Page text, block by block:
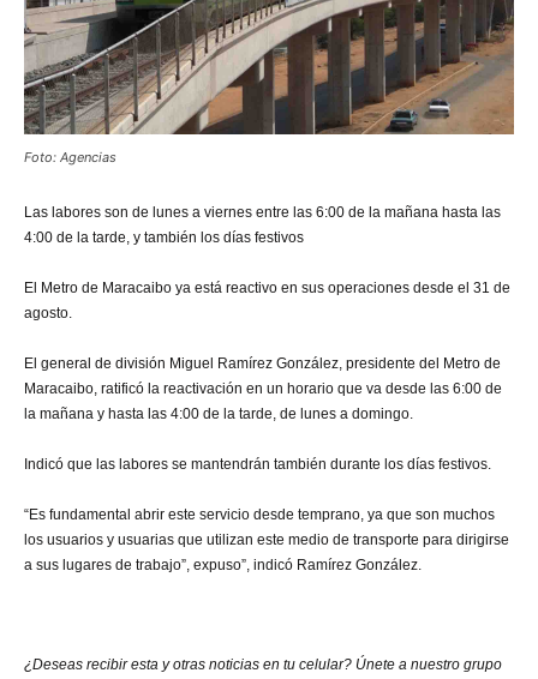
Foto: Agencias
Las labores son de lunes a viernes entre las 6:00 de la mañana hasta las
4:00 de la tarde, y también los días festivos
El Metro de Maracaibo ya está reactivo en sus operaciones desde el 31 de
agosto.
El general de división Miguel Ramírez González, presidente del Metro de
Maracaibo, ratificó la reactivación en un horario que va desde las 6:00 de
la mañana y hasta las 4:00 de la tarde, de lunes a domingo.
Indicó que las labores se mantendrán también durante los días festivos.
“Es fundamental abrir este servicio desde temprano, ya que son muchos
los usuarios y usuarias que utilizan este medio de transporte para dirigirse
a sus lugares de trabajo”, expuso”, indicó Ramírez González.
¿Deseas recibir esta y otras noticias en tu celular? Únete a nuestro grupo